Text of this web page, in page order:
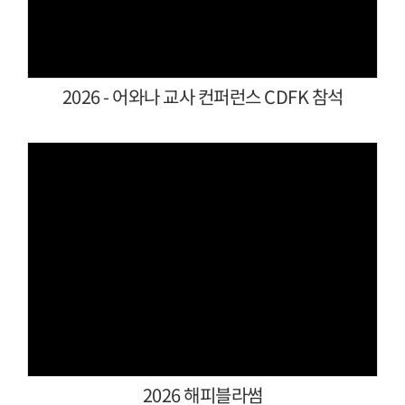
2026 - 어와나 교사 컨퍼런스 CDFK 참석
2026 해피블라썸